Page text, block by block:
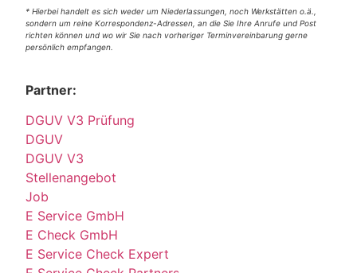
* Hierbei handelt es sich weder um Niederlassungen, noch Werkstätten o.ä.,
sondern um reine Korrespondenz-Adressen, an die Sie Ihre Anrufe und Post
richten können und wo wir Sie nach vorheriger Terminvereinbarung gerne
persönlich empfangen.
Partner:
DGUV V3 Prüfung
DGUV
DGUV V3
Stellenangebot
Job
E Service GmbH
E Check GmbH
E Service Check Expert